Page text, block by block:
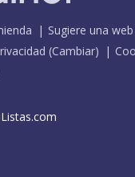
Sugiere una web
(Cambiar)